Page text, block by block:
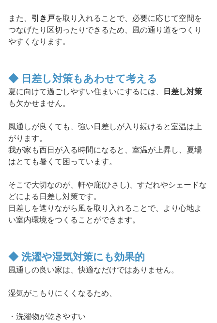
また、 引き戸を取り入れることで、必要に応じて空間を
つなげたり区切ったりできるため、風の通り道をつくり
やすくなります。
◆ 日差し対策もあわせて考える
夏に向けて過ごしやすい住まいにするには、
日差し対策
も欠かせません。
風通しが良くても、強い日差しが入り続けると室温は上
がります。
我が家も西日が入る時間になると、室温が上昇し、夏場
はとても暑くて困っています。
そこで大切なのが、軒や庇(ひさし)、すだれやシェードな
どによる日差し対策です。
日差しを遮りながら風を取り入れることで、より心地よ
い室内環境をつくることができます。
◆ 洗濯や湿気対策にも効果的
風通しの良い家は、快適なだけではありません。
湿気がこもりにくくなるため、
・洗濯物が乾きやすい